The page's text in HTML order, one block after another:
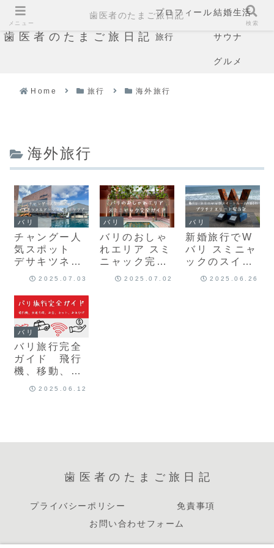
歯医者のたまご旅日記
プロフィール結婚生活
旅行 サウナ
グルメ
Home 旅行 海外旅行
海外旅行
バリ
チャングー人
気スポット
デサキツネ＆
アトラスビー
記
2025.07.03
バリ
バリのおしゃ
れエリア スミ
ニャック完全
ガイド2025.07.02
バリ
新婚旅行でW
バリ スミニャ
ックのスイー
トに5泊しま
2025.06.26
バリ
バリ旅行完全
ガイド 飛行
機、移動、お
2025.06.12
歯医者のたまご旅日記
プライバシーポリシー
免責事項
お問い合わせフォーム
メニュー
歯医者のたまご旅日記
検索